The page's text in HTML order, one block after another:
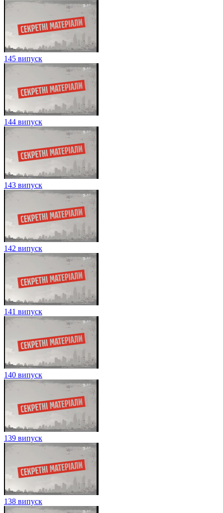
145 випуск
144 випуск
143 випуск
142 випуск
141 випуск
140 випуск
139 випуск
138 випуск